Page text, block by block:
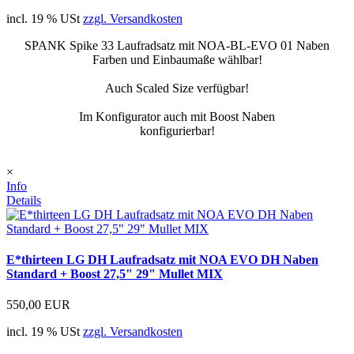
incl. 19 % USt zzgl. Versandkosten
SPANK Spike 33 Laufradsatz mit NOA-BL-EVO 01 Naben
Farben und Einbaumaße wählbar!
Auch Scaled Size verfügbar!
Im Konfigurator auch mit Boost Naben
konfigurierbar!
×
Info
Details
E*thirteen LG DH Laufradsatz mit NOA EVO DH Naben
Standard + Boost 27,5" 29" Mullet MIX
550,00 EUR
incl. 19 % USt zzgl. Versandkosten